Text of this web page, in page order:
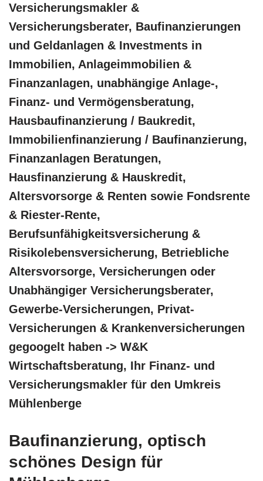
Versicherungsmakler &
Versicherungsberater, Baufinanzierungen
und Geldanlagen & Investments in
Immobilien, Anlageimmobilien &
Finanzanlagen, unabhängige Anlage-,
Finanz- und Vermögensberatung,
Hausbaufinanzierung / Baukredit,
Immobilienfinanzierung / Baufinanzierung,
Finanzanlagen Beratungen,
Hausfinanzierung & Hauskredit,
Altersvorsorge & Renten sowie Fondsrente
& Riester-Rente,
Berufsunfähigkeitsversicherung &
Risikolebensversicherung, Betriebliche
Altersvorsorge, Versicherungen oder
Unabhängiger Versicherungsberater,
Gewerbe-Versicherungen, Privat-
Versicherungen & Krankenversicherungen
gegoogelt haben -> W&K
Wirtschaftsberatung, Ihr Finanz- und
Versicherungsmakler für den Umkreis
Mühlenberge
Baufinanzierung, optisch
schönes Design für